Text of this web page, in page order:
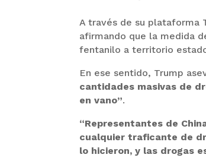
A través de su plataforma
afirmando que la medida
fentanilo a territorio
En ese sentido, Trump
cantidades masivas de
en vano”.
“Representantes de
cualquier traficante de
lo hicieron, y las drogas